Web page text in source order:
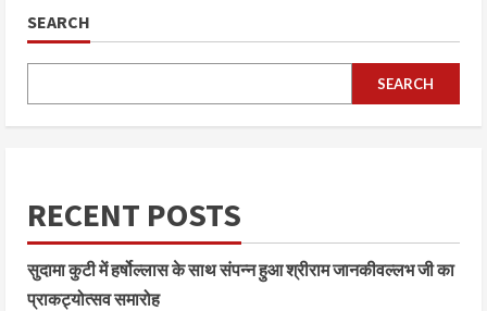
SEARCH
SEARCH
RECENT POSTS
सुदामा कुटी में हर्षोल्लास के साथ संपन्न हुआ श्रीराम जानकीवल्लभ जी का
प्राकट्योत्सव समारोह